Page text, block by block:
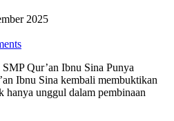
2025
Qur’an Ibnu Sina Punya
Ibnu Sina kembali membuktikan
hanya unggul dalam pembinaan